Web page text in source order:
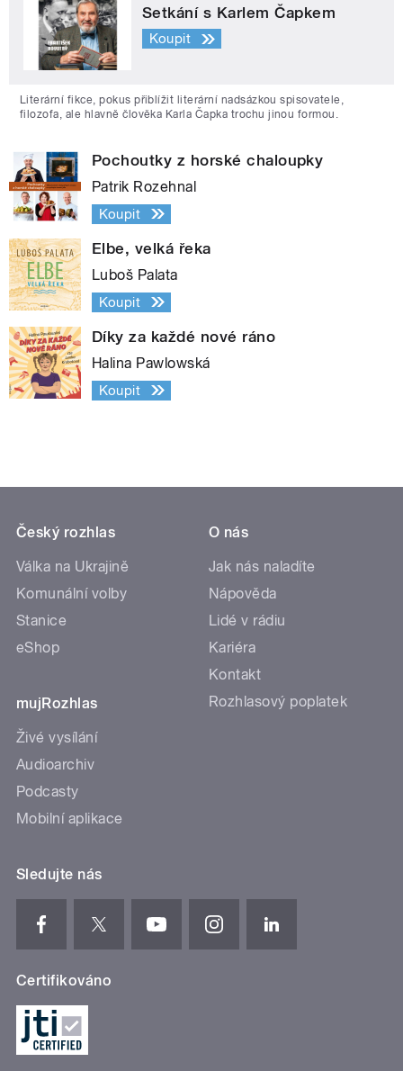
Setkání s Karlem Čapkem
Koupit
Literární fikce, pokus přiblížit literární nadsázkou spisovatele,
filozofa, ale hlavně člověka Karla Čapka trochu jinou formou.
Pochoutky z horské chaloupky
Patrik Rozehnal
Koupit
Elbe, velká řeka
Luboš Palata
Koupit
Díky za každé nové ráno
Halina Pawlowská
Koupit
Český rozhlas
Válka na Ukrajině
Komunální volby
Stanice
eShop
mujRozhlas
Živé vysílání
Audioarchiv
Podcasty
Mobilní aplikace
O nás
Jak nás naladíte
Nápověda
Lidé v rádiu
Kariéra
Kontakt
Rozhlasový poplatek
Sledujte nás
Certifikováno